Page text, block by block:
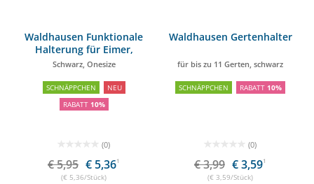
Waldhausen Funktionale
Halterung für Eimer,
Salzleckstein und
Schwarz, Onesize
SCHNÄPPCHEN
NEU
RABATT 10%
(0)
€ 5,95 € 5,361
(€ 5,36/Stück)
Waldhausen Gertenhalter
für bis zu 11 Gerten, schwarz
SCHNÄPPCHEN RABATT 10%
(0)
€ 3,99 € 3,591
(€ 3,59/Stück)